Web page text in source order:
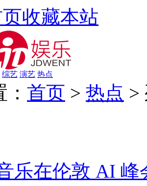
收藏本站
综艺 演艺 热点
首页 > 热点 >
乐在伦敦 AI